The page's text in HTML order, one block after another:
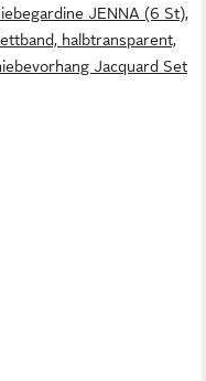
JENNA (6 St),
halbtransparent,
Jacquard Set